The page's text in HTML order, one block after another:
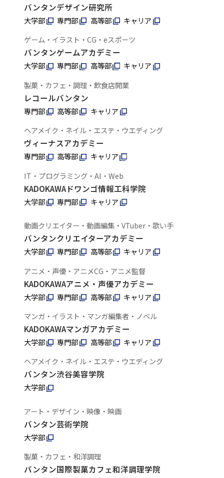
バンタンデザイン研究所
大学部 専門部 高等部
キャリア
ゲーム・イラスト・CG・eスポーツ
バンタンゲームアカデミー
大学部 専門部 高等部
キャリア
製菓・カフェ・調理・飲食店開業
レコールバンタン
専門部 高等部
キャリア
ヘアメイク・ネイル・エステ・ウエディング
ヴィーナスアカデミー
専門部 高等部
キャリア
IT・プログラミング・AI・Web
KADOKAWAドワンゴ情報工科学院
大学部 専門部 キャリア
動画クリエイター・動画編集・VTuber・歌い手
バンタンクリエイターアカデミー
大学部 専門部 高等部
キャリア
アニメ・声優・アニメCG・アニメ監督
KADOKAWAアニメ・声優アカデミー
大学部 専門部 高等部
キャリア
マンガ・イラスト・マンガ編集者・ノベル
KADOKAWAマンガアカデミー
大学部 専門部 高等部
キャリア
ヘアメイク・ネイル・エステ・ウエディング
バンタン渋谷美容学院
大学部
アート・デザイン・映像・映画
バンタン芸術学院
大学部
製菓・カフェ・和洋調理
バンタン国際製菓カフェ和洋調理学院